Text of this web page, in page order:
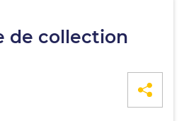
de collection